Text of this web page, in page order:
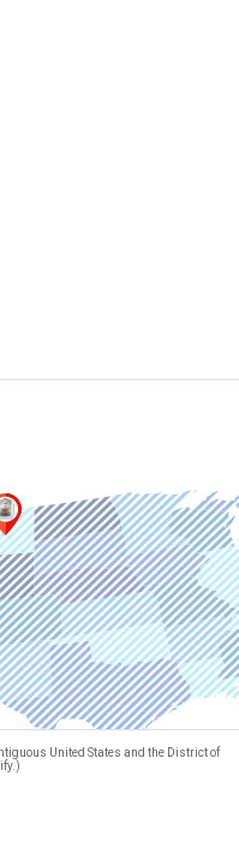
United States and the District of